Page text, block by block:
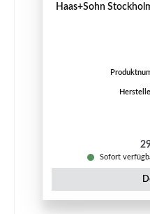
Haas+Sohn
Sofort